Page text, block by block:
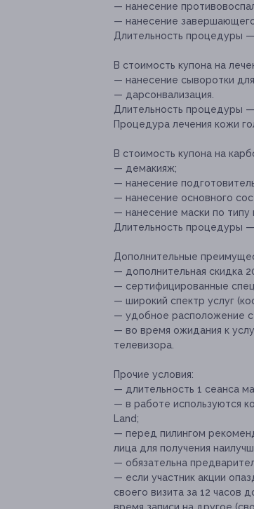
— нанесение
— нанесение
Длительность процедуры
В стоимость купона на
— нанесение сыворотки
— дарсонвализация.
Длительность процедуры
Процедура лечения кожи
В стоимость купона на
— демакияж;
— нанесение
— нанесение основного
— нанесение маски по типу
Длительность процедуры
Дополнительные
— дополнительная скидка
— сертифицированные
— широкий спектр услуг
— удобное расположение
— во время ожидания к
телевизора.
Прочие условия:
— длительность 1 сеанса
— в работе используются
Land;
— перед пилингом
лица для получения
— обязательна
— если участник акции
своего визита за 12 часов